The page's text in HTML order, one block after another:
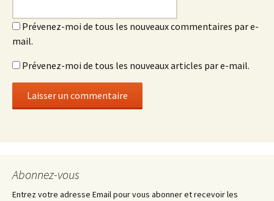
Prévenez-moi de tous les nouveaux commentaires par e-
mail.
Prévenez-moi de tous les nouveaux articles par e-mail.
Abonnez-vous
Entrez votre adresse Email pour vous abonner et recevoir les